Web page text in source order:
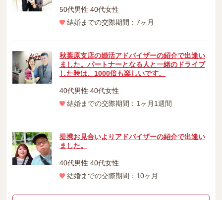
50代男性 40代女性
結婚までの交際期間：7ヶ月
秋葉原支店の婚活アドバイザーの紹介で出逢い
ました。パートナーとなる人と一緒のドライブ
した時は、1000倍も楽しいです。
40代男性 40代女性
結婚までの交際期間：1ヶ月1週間
提携お見合いよりアドバイザーの紹介で出逢い
ました。
40代男性 40代女性
結婚までの交際期間：10ヶ月